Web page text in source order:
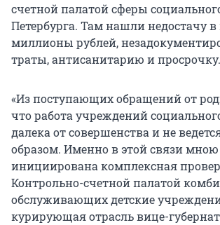
счетной палатой сферы
Петербурга. Там нашли недостачу в
миллионы рублей,
траты, антисанитарию и просрочку.
«Из поступающих обращений от
что работа учреждений
далека от совершенства и не
образом. Именно в этой связи
инициирована комплексная
Контрольно-счетной палатой
обслуживающих детские
курирующая отрасль вице-